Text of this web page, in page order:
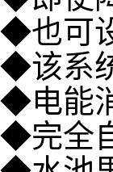
◆也可
◆该系
◆电能
◆完全